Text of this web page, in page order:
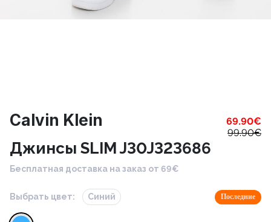
Calvin Klein 69.90€
99.90€
Джинсы SLIM J30J323686
Бесплатная доставка на заказ от 69€
Выбрать цвет: Синий Последние